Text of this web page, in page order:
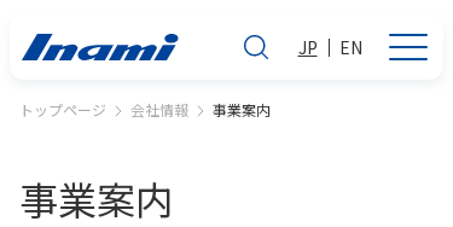
JP EN
トップページ 会社情報 事業案内
事業案内